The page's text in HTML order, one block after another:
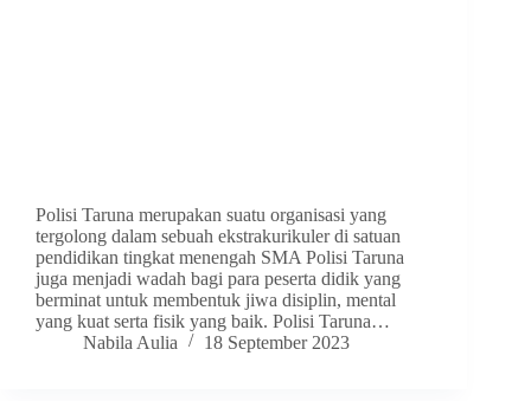
Polisi Taruna merupakan suatu organisasi yang
tergolong dalam sebuah ekstrakurikuler di satuan
pendidikan tingkat menengah SMA Polisi Taruna
juga menjadi wadah bagi para peserta didik yang
berminat untuk membentuk jiwa disiplin, mental
yang kuat serta fisik yang baik. Polisi Taruna…
Nabila Aulia
18 September 2023